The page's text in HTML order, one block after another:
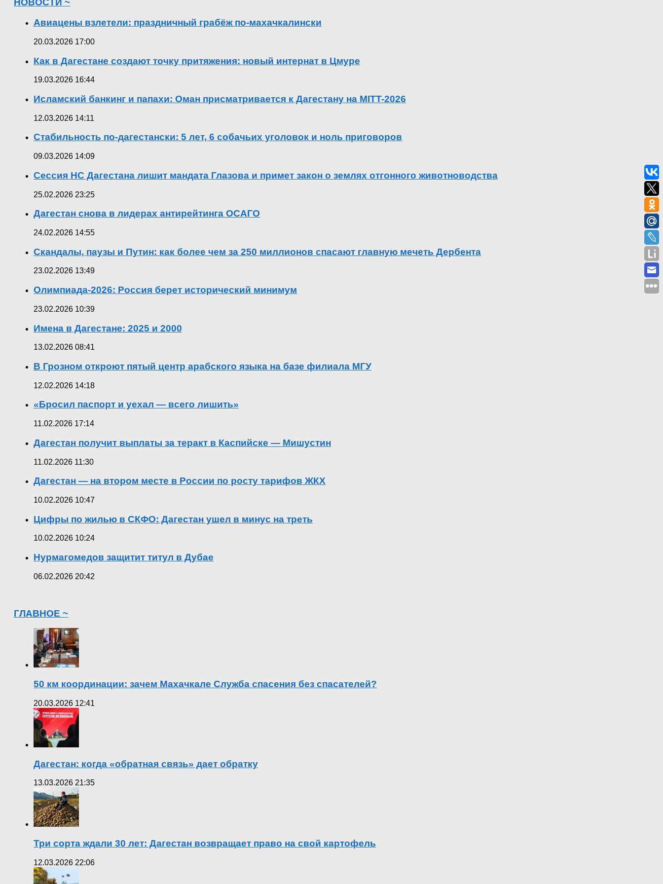
НОВОСТИ ~
Авиацены взлетели: праздничный грабёж по-махачкалински
20.03.2026 17:00
Как в Дагестане создают точку притяжения: новый интернат в Цмуре
19.03.2026 16:44
Исламский банкинг и папахи: Оман присматривается к Дагестану на MITT-2026
12.03.2026 14:11
Стабильность по-дагестански: 5 лет, 6 собачьих уголовок и ноль приговоров
09.03.2026 14:09
Сессия НС Дагестана лишит мандата Глазова и примет закон о землях отгонного животноводства
25.02.2026 23:25
Дагестан снова в лидерах антирейтинга ОСАГО
24.02.2026 14:55
Скандалы, паузы и Путин: как более чем за 250 миллионов спасают главную мечеть Дербента
23.02.2026 13:49
Олимпиада-2026: Россия берет исторический минимум
23.02.2026 10:39
Имена в Дагестане: 2025 и 2000
13.02.2026 08:41
В Грозном откроют пятый центр арабского языка на базе филиала МГУ
12.02.2026 14:18
«Бросил паспорт и уехал — всего лишить»
11.02.2026 17:14
Дагестан получит выплаты за теракт в Каспийске — Мишустин
11.02.2026 11:30
Дагестан — на втором месте в России по росту тарифов ЖКХ
10.02.2026 10:47
Цифры по жилью в СКФО: Дагестан ушел в минус на треть
10.02.2026 10:24
Нурмагомедов защитит титул в Дубае
06.02.2026 20:42
ГЛАВНОЕ ~
50 км координации: зачем Махачкале Служба спасения без спасателей?
20.03.2026 12:41
Дагестан: когда «обратная связь» дает обратку
13.03.2026 21:35
Три сорта ждали 30 лет: Дагестан возвращает право на свой картофель
12.03.2026 22:06